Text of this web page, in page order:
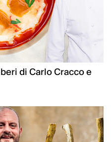
di Carlo Cracco e